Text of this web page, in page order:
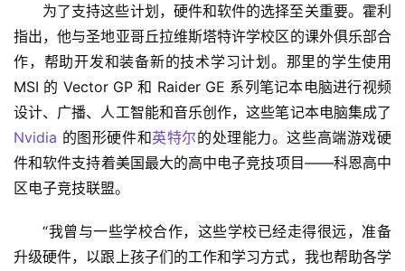
为了支持这些计划，硬件和软件的选择至关重要。霍利
指出，他与圣地亚哥丘拉维斯塔特许学校区的课外俱乐部合
作，帮助开发和装备新的技术学习计划。那里的学生使用
MSI 的 Vector GP 和 Raider GE 系列笔记本电脑进行视频
Nvidia 的图形硬件和英特尔的处理能力。这些高端游戏硬
件和软件支持着美国最大的高中电子竞技项目——科恩高中
区电子竞技联盟。
“我曾与一些学校合作，这些学校已经走得很远，准备
升级硬件，以跟上孩子们的工作和学习方式，我也帮助各学